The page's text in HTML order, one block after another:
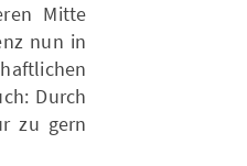
Mitte
nun in
Durch
zu gern